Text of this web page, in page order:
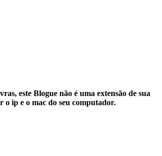
este Blogue não é uma extensão de sua
o ip e o mac do seu computador.